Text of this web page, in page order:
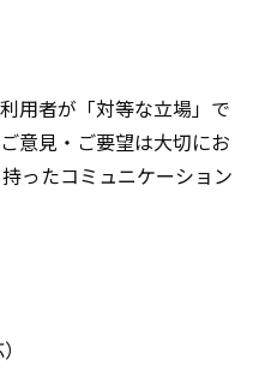
用者が「対等な立場」で
意見・ご要望は大切にお
ったコミュニケーション